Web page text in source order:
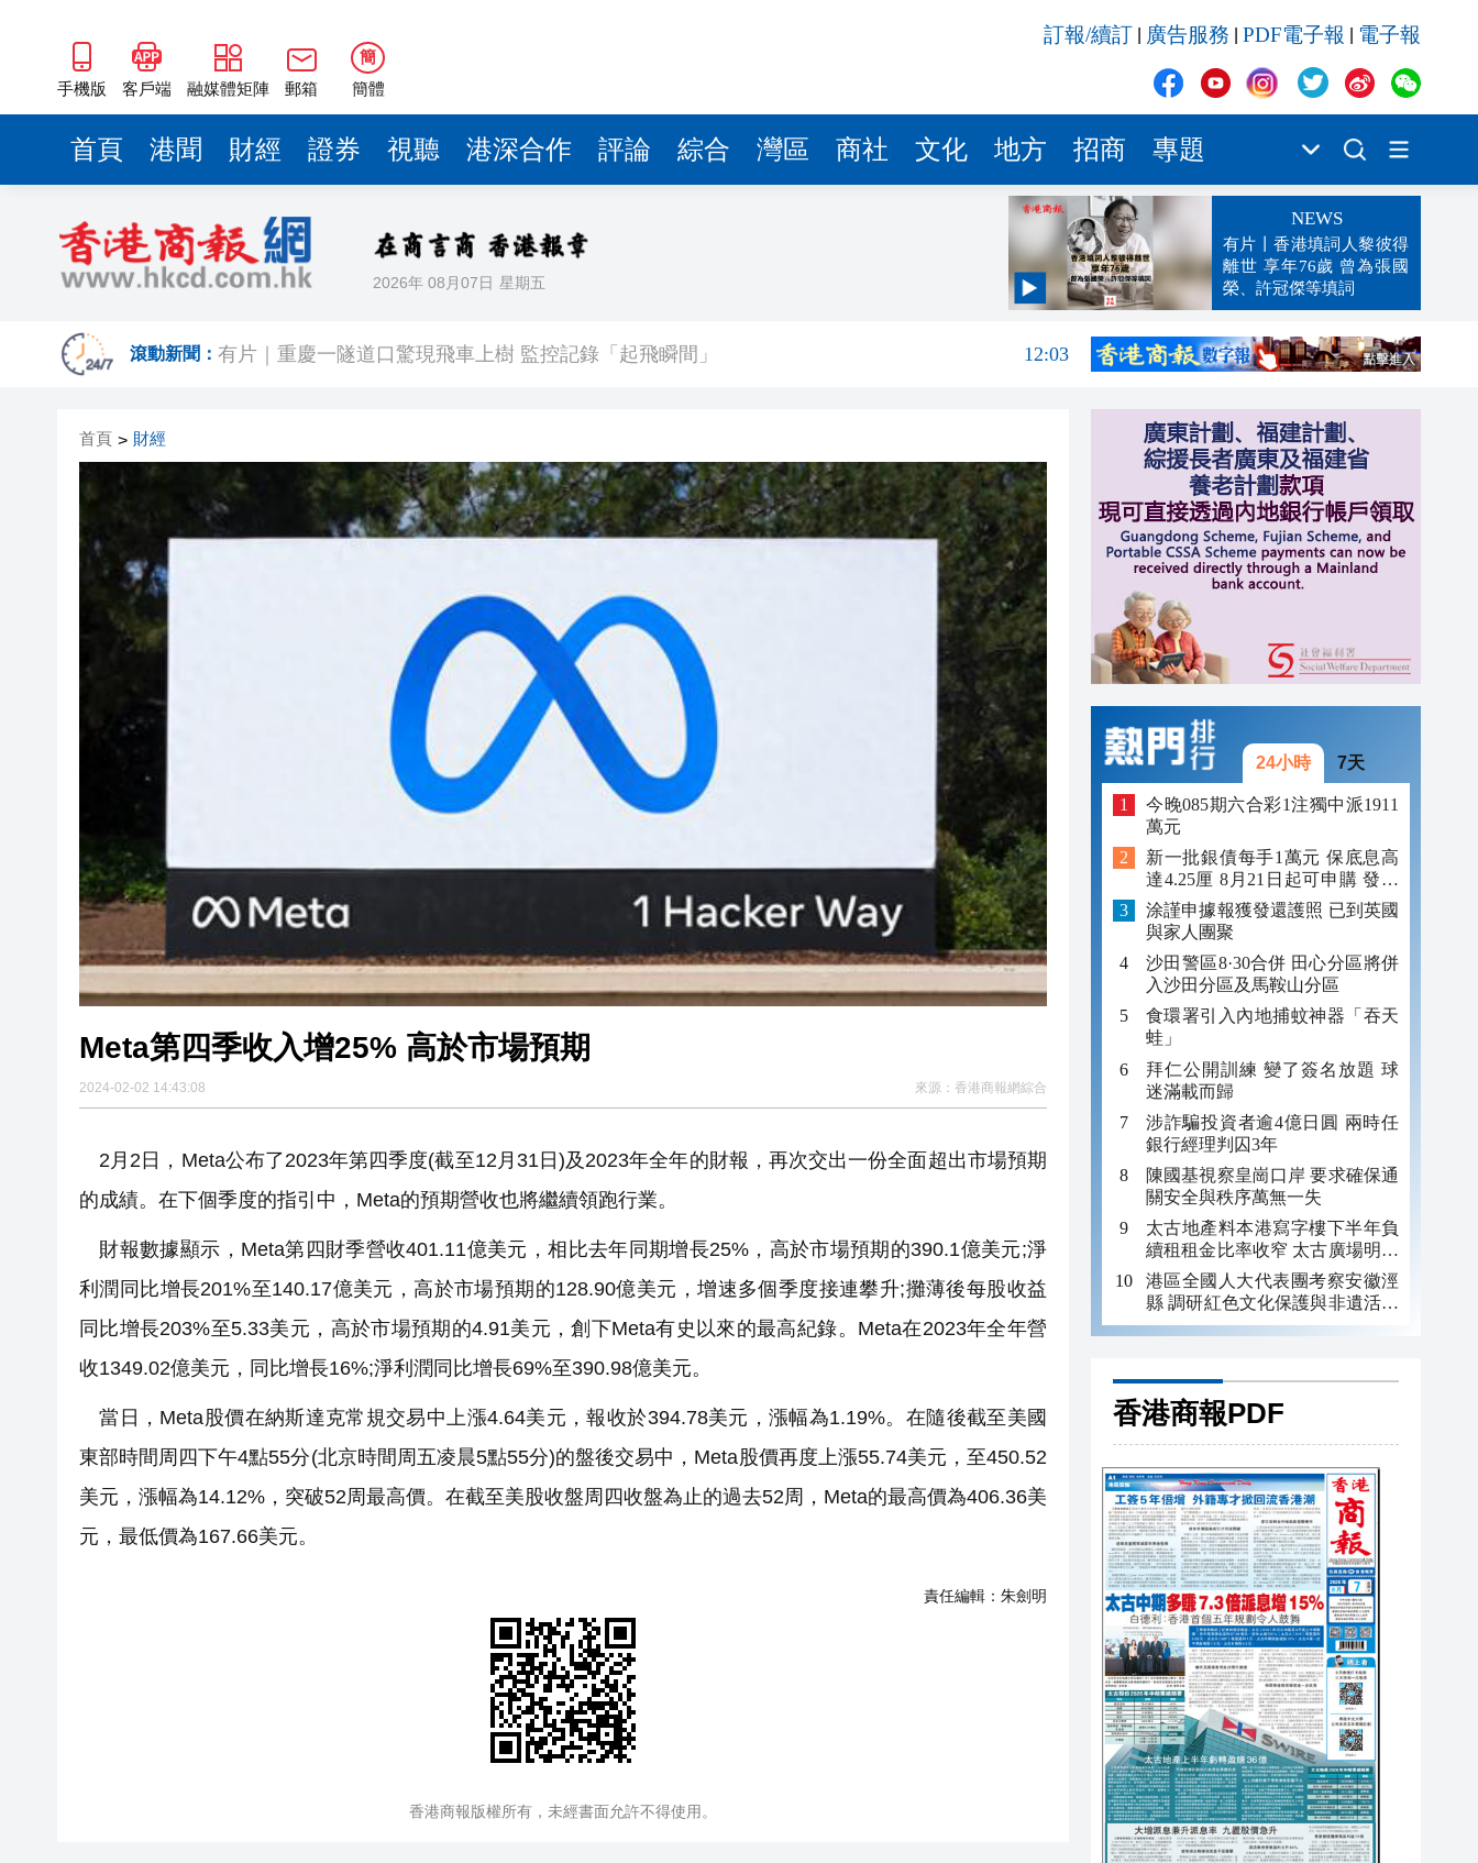
手機版 客戶端 融媒體矩陣 郵箱
簡
簡體
訂報/續訂 廣告服務 PDF電子報 電子報
首頁 港聞 財經 證券 視聽 港深合作 評論 綜合 灣區 商社 文化 地方 招商 專題
2026年 08月07日 星期五
NEWS
有片丨香港填詞人黎彼得
離世 享年76歲 曾為張國
榮、許冠傑等填詞
滾動新聞： 有片〡霍啟剛FB「當你看見可以吃的毛筆」網民點贊：滿腹墨水 12:09
深圳市第三人民醫院盧洪洲教授牽頭臨床研究的1類創新藥成功入選《自然》雜誌年度榜單
11:47
【A股午評】三大指數集體上漲 創業板指漲1.75%
11:40
11:35
A股多家光伏龍頭回應「美國加徵關稅」 11:30
人行據報正增加在香港的黃金儲備 支持香港成為黃金交易中心 11:23
首頁 > 財經
Meta第四季收入增25% 高於市場預期
2024-02-02 14:43:08 來源： 香港商報網綜合
2月2日，Meta公布了2023年第四季度(截至12月31日)及2023年全年的財報，再次交出一份全面超出市場預期
的成績。在下個季度的指引中，Meta的預期營收也將繼續領跑行業。
財報數據顯示，Meta第四財季營收401.11億美元，相比去年同期增長25%，高於市場預期的390.1億美元;淨
利潤同比增長201%至140.17億美元，高於市場預期的128.90億美元，增速多個季度接連攀升;攤薄後每股收益
同比增長203%至5.33美元，高於市場預期的4.91美元，創下Meta有史以來的最高紀錄。Meta在2023年全年營
收1349.02億美元，同比增長16%;淨利潤同比增長69%至390.98億美元。
當日，Meta股價在納斯達克常規交易中上漲4.64美元，報收於394.78美元，漲幅為1.19%。在隨後截至美國
東部時間周四下午4點55分(北京時間周五凌晨5點55分)的盤後交易中，Meta股價再度上漲55.74美元，至450.52
美元，漲幅為14.12%，突破52周最高價。在截至美股收盤周四收盤為止的過去52周，Meta的最高價為406.36美
元，最低價為167.66美元。
責任編輯： 朱劍明
香港商報版權所有，未經書面允許不得使用。
24小時 7天
今晚085期六合彩1注獨中派1911
萬元
新一批銀債每手1萬元 保底息高
達4.25厘 8月21日起可申購 發行
金額最多550億
涂謹申據報獲發還護照 已到英國
與家人團聚
沙田警區8·30合併 田心分區將併
入沙田分區及馬鞍山分區
食環署引入內地捕蚊神器「吞天
蛙」
拜仁公開訓練 變了簽名放題 球
迷滿載而歸
涉詐騙投資者逾4億日圓 兩時任
銀行經理判囚3年
陳國基視察皇崗口岸 要求確保通
關安全與秩序萬無一失
太古地產料本港寫字樓下半年負
續租租金比率收窄 太古廣場明年
轉正
港區全國人大代表團考察安徽涇
縣 調研紅色文化保護與非遺活態
傳承
香港商報PDF